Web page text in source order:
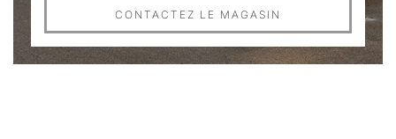
CONTACTEZ LE MAGASIN